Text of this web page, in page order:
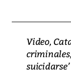
Video,
suicidarse’